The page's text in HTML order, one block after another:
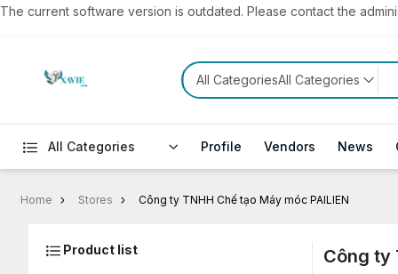
The current software version is outdated. Please contact the
All CategoriesAll Categories
All Categories Profile Vendors News
Home Stores Công ty TNHH Chế tạo Máy móc PAILIEN
Product list Công ty